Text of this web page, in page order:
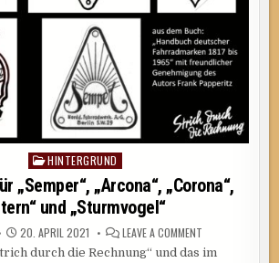
Posted
in
HINTERGRUND
„Semper“, „Arcona“, „Corona“,
und „Sturmvogel“
20. APRIL 2021 LEAVE A COMMENTON
FUHREN
durch die Rechnung“ und das im